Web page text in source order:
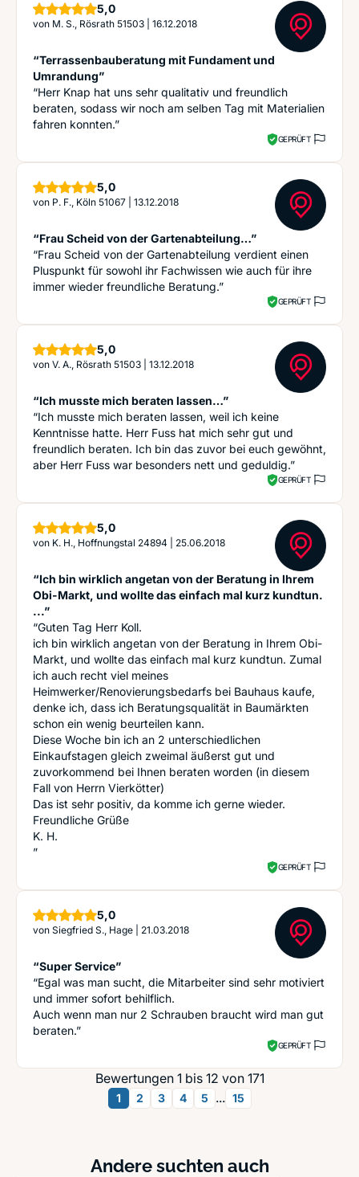
5,0Sterne
von M. S., Rösrath 51503 16.12.2018
“Terrassenbauberatung mit Fundament und
Umrandung”
“Herr Knap hat uns sehr qualitativ und freundlich
beraten, sodass wir noch am selben Tag mit Materialien
fahren konnten.”
GEPRÜFT
5,0Sterne
von P. F., Köln 51067 13.12.2018
“Frau Scheid von der Gartenabteilung…”
“Frau Scheid von der Gartenabteilung verdient einen
Pluspunkt für sowohl ihr Fachwissen wie auch für ihre
immer wieder freundliche Beratung.”
GEPRÜFT
5,0Sterne
von V. A., Rösrath 51503 13.12.2018
“Ich musste mich beraten lassen…”
“Ich musste mich beraten lassen, weil ich keine
Kenntnisse hatte. Herr Fuss hat mich sehr gut und
freundlich beraten. Ich bin das zuvor bei euch gewöhnt,
aber Herr Fuss war besonders nett und geduldig.”
GEPRÜFT
5,0Sterne
von K. H., Hoffnungstal 24894 25.06.2018
“Ich bin wirklich angetan von der Beratung in Ihrem
Obi-Markt, und wollte das einfach mal kurz kundtun.
...”
“Guten Tag Herr Koll.
ich bin wirklich angetan von der Beratung in Ihrem Obi-
Markt, und wollte das einfach mal kurz kundtun. Zumal
ich auch recht viel meines
Heimwerker/Renovierungsbedarfs bei Bauhaus kaufe,
denke ich, dass ich Beratungsqualität in Baumärkten
schon ein wenig beurteilen kann.
Diese Woche bin ich an 2 unterschiedlichen
Einkaufstagen gleich zweimal äußerst gut und
zuvorkommend bei Ihnen beraten worden (in diesem
Fall von Herrn Vierkötter)
Das ist sehr positiv, da komme ich gerne wieder.
Freundliche Grüße
K. H.
”
GEPRÜFT
5,0Sterne
von Siegfried S., Hage 21.03.2018
“Super Service”
“Egal was man sucht, die Mitarbeiter sind sehr motiviert
und immer sofort behilflich.
Auch wenn man nur 2 Schrauben braucht wird man gut
beraten.”
GEPRÜFT
Bewertungen 1 bis 12 von 171
1 2 3 4 5 ... 15
Andere suchten auch